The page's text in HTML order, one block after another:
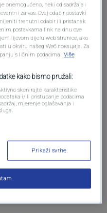
onemogućeno, neki od sadržaja i
za vas. Ovaj odabir postavki
trenutni odabir ili pristanak
postavkama link na dnu ove
lijevom dijelu web stranice, ako
u okviru našeg Wеб локација. Za
s ličnim podacima. Više
kako bismo pružali:
skenirajte karakteristike
i/ili pristupanje podacima
mjerenje oglašavanja i
Prikaži svrhe